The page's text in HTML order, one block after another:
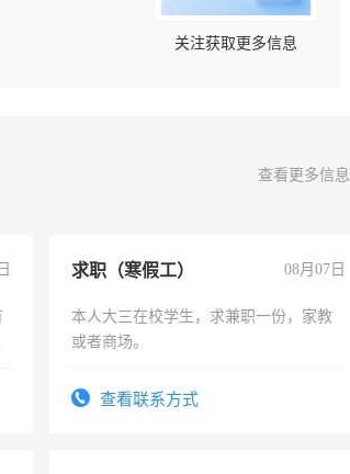
关注获取更多信息
查看更多信息
求职（寒假工） 08月07日
本人大三在校学生，求兼职一份，家教
或者商场。
查看联系方式